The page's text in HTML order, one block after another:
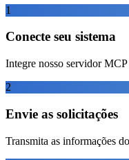
1
Conecte seu sistema
Integre nosso servidor
2
Envie as solicitações
Transmita as informações